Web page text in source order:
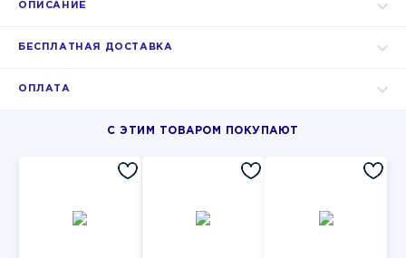
ОПИСАНИЕ
БЕСПЛАТНАЯ ДОСТАВКА
ОПЛАТА
С ЭТИМ ТОВАРОМ ПОКУПАЮТ